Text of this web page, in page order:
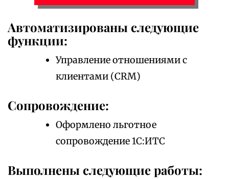
Автоматизированы следующие
функции:
Управление отношениями с
клиентами (CRM)
Сопровождение:
Оформлено льготное
сопровождение 1С:ИТС
Выполнены следующие работы: